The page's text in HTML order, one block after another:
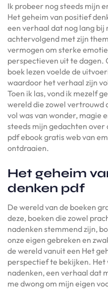
Ik probeer nog steeds mijn
Het geheim van positief
een verhaal dat nog lang bij
achtervolgend met zijn
vermogen om sterke
perspectieven uit te dagen.
boek lezen voelde de
waardoor het verhaal zijn
Toen ik las, vond ik mezelf
wereld die zowel vertrouwd
vol was van wonder, magie
steeds mijn gedachten
pdf ebook gratis web van
ontdraaien.
Het geheim
denken pdf
De wereld van de boeken
deze, boeken die zowel
nadenken stemmend zijn,
onze eigen gebreken en
de wereld vanuit een Het
perspectief te bekijken. Het
nadenken, een verhaal dat
me dwong om mijn eigen